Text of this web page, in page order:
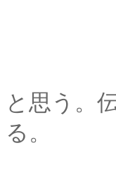
剣心
ふた
と思う。
る。
それ